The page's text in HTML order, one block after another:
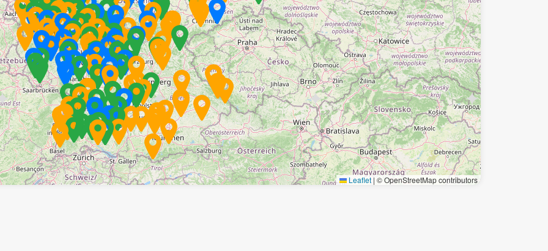
Leaflet | © OpenStreetMap contributors